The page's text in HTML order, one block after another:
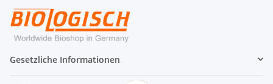
Gesetzliche Informationen